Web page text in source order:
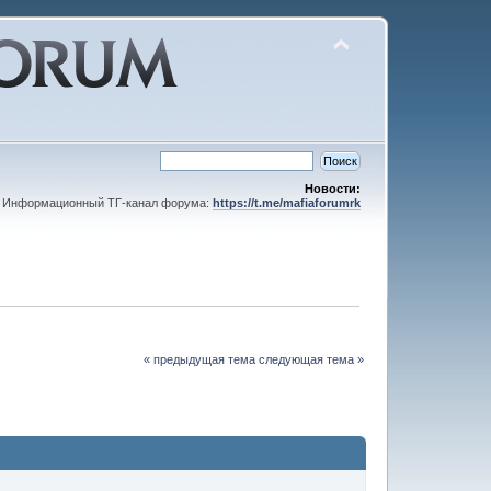
Новости:
Информационный ТГ-канал форума: https://t.me/mafiaforumrk
« предыдущая тема следующая тема »